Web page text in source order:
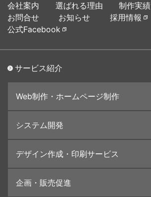
会社案内 選ばれる理由 制作実績
お問合せ
お知らせ 採用情報
公式Facebook
サービス紹介
Web制作・ホームページ制作
ランディングページ制作
インターネット広告代行
UI・UXデザイン設計
システム開発
デザイン作成・印刷サービス
カタログデザインの制作・印刷
企画・販売促進